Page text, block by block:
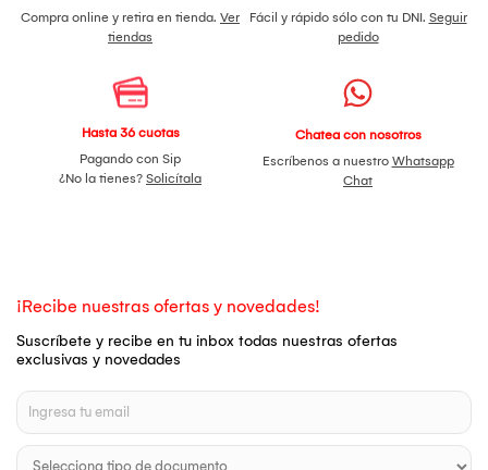
Compra online y retira en tienda. Ver
tiendas
Fácil y rápido sólo con tu DNI. Seguir
pedido
Hasta 36 cuotas
Pagando con Sip
¿No la tienes? Solicítala
Chatea con nosotros
Escríbenos a nuestro Whatsapp
Chat
¡Recibe nuestras ofertas y novedades!
Suscríbete y recibe en tu inbox todas nuestras ofertas
exclusivas y novedades